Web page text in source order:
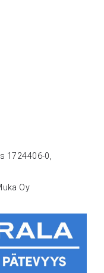
1724406-0,
Oy